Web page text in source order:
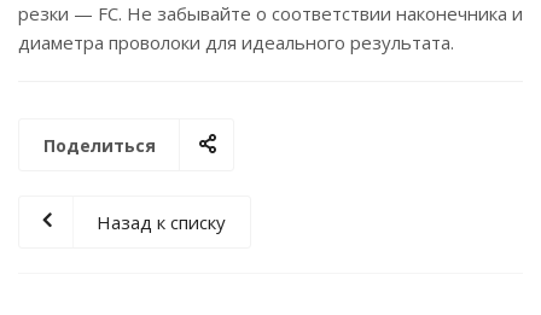
резки — FC. Не забывайте о соответствии наконечника и
диаметра проволоки для идеального результата.
Поделиться
Назад к списку